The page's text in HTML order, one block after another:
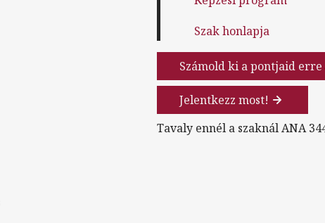
Szak honlapja
Számold ki a pontjaid erre
Jelentkezz most!
Tavaly ennél a szaknál ANA